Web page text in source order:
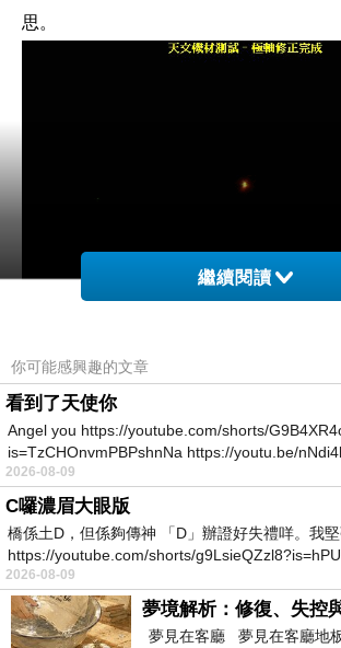
思。
要了解周期誤差，就要稍微看一下赤
（細節說明恕不贅述）。赤道儀的周期誤
指的齒輪組，這組齒輪的桿子轉一圈的時
誤差來回一次的周期時間。由於划動齒輪
慢，導致赤道儀追蹤忽快忽慢，以筆者
周期誤差會以快／慢2%速度的方式交互
儀%數會比較小。
繼續閱讀
你可能感興趣的文章
看到了天使你
Angel you https://youtube.com/shorts/
is=TzCHOnvmPBPshnNa https://youtu.be/
2026-08-09
C囉濃眉大眼版
橋係土D，但係夠傳神 「D」辦證好失禮咩。我
https://youtube.com/shorts/
2026-08-09
夢境解析：修復、失控
夢見在客廳 夢見在客廳地